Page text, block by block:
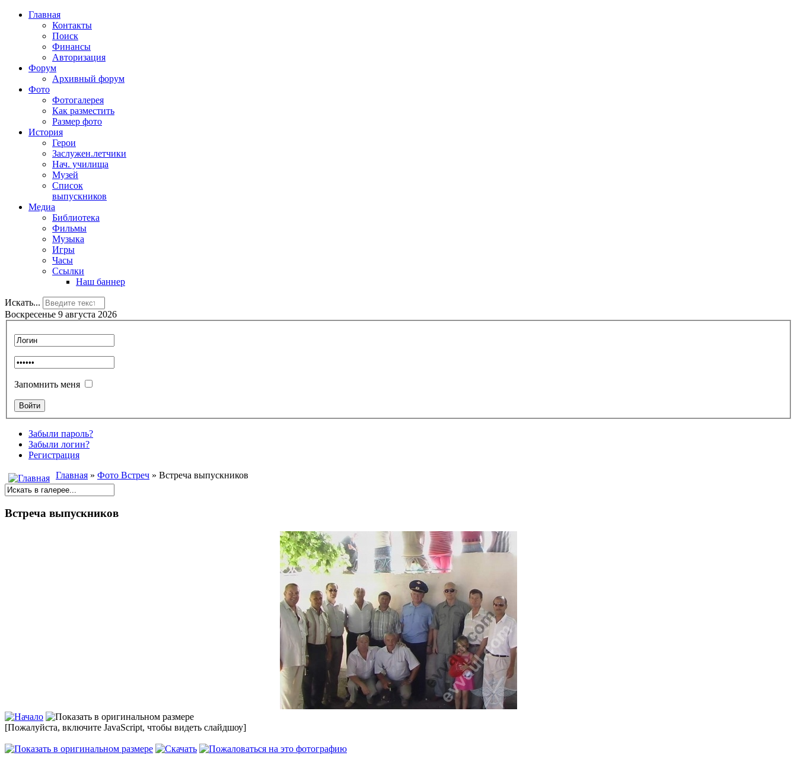
Главная
Контакты
Поиск
Финансы
Авторизация
Форум
Архивный форум
Фото
Фотогалерея
Как разместить
Размер фото
История
Герои
Заслужен.летчики
Нач. училища
Музей
Список
выпускников
Медиа
Библиотека
Фильмы
Музыка
Игры
Часы
Ссылки
Наш баннер
Искать...
Воскресенье 9 августа 2026
Запомнить меня
Забыли пароль?
Забыли логин?
Регистрация
Главная » Фото Встреч » Встреча выпускников
Встреча выпускников
[Пожалуйста, включите JavaScript, чтобы видеть слайдшоу]